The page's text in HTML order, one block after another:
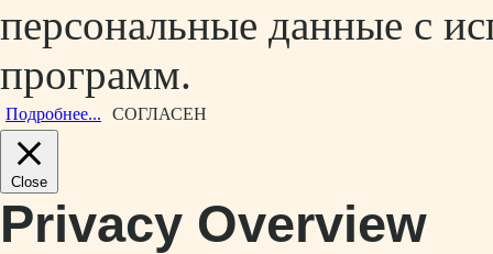
персональные данные с
программ.
Подробнее... СОГЛАСЕН
Close
Privacy Overview